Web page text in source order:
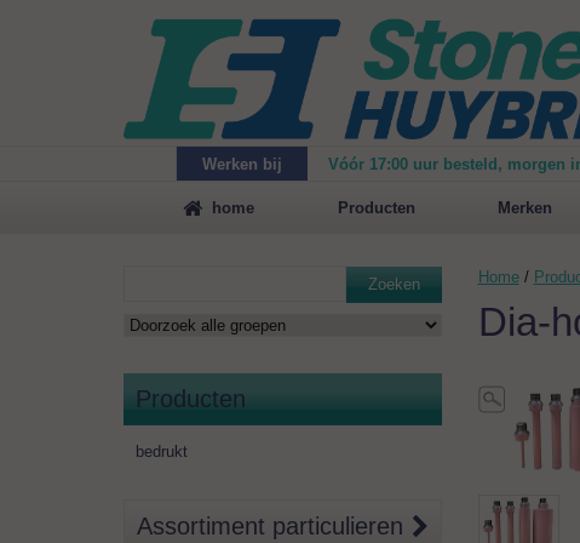
Werken bij Vóór 17:00 uur besteld, morgen
Maak
vrijblijvend een afspraak voor een demonstratie
home Producten Merken
Zoeken
Producten
bedrukt
Assortiment particulieren
Home /
Dia-